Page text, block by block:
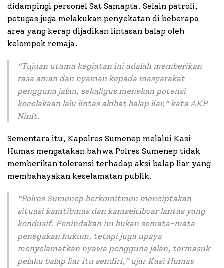
didampingi personel Sat Samapta. Selain patroli,
petugas juga melakukan penyekatan di beberapa
area yang kerap dijadikan lintasan balap oleh
kelompok remaja.
“Tujuan utama kegiatan ini adalah memberikan
rasa aman dan nyaman kepada masyarakat
pengguna jalan, sekaligus menekan potensi
kecelakaan lalu lintas akibat balap liar, ” kata AKP
Ninit.
Sementara itu, Kapolres Sumenep melalui Kasi
Humas mengatakan bahwa Polres Sumenep tidak
memberikan toleransi terhadap aksi balap liar yang
membahayakan keselamatan publik.
“Polres Sumenep berkomitmen menciptakan
situasi kamtibmas dan kamseltibcar lantas yang
kondusif. Penindakan ini bukan semata-mata
penegakan hukum, tetapi juga upaya
menyelamatkan nyawa pengguna jalan, termasuk
pelaku balap liar itu sendiri, ” ujar Kasi Humas